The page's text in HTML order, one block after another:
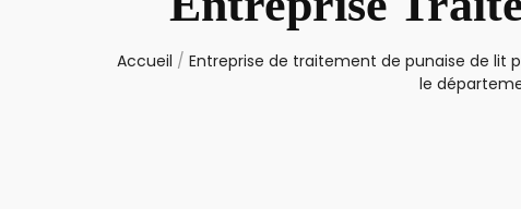
Accueil / Entreprise de traitement de punaise de lit
le